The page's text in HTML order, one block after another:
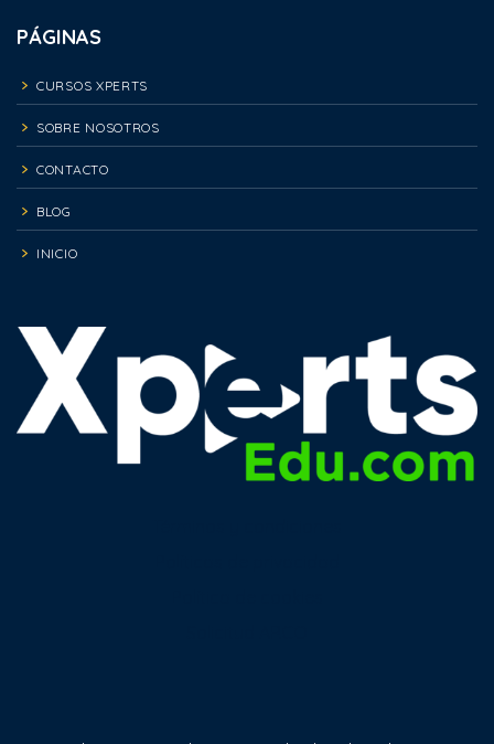
PÁGINAS
CURSOS XPERTS
SOBRE NOSOTROS
CONTACTO
BLOG
INICIO